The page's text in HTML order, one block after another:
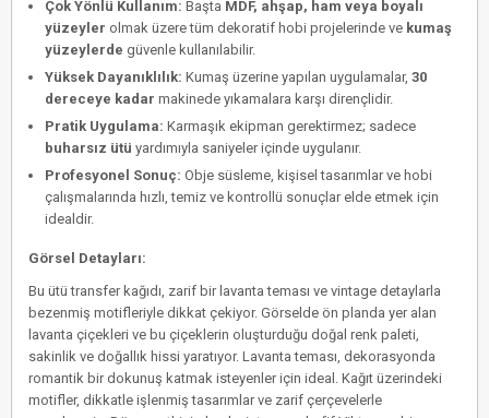
Çok Yönlü Kullanım: Başta MDF, ahşap, ham veya boyalı
yüzeyler olmak üzere tüm dekoratif hobi projelerinde ve kumaş
yüzeylerde güvenle kullanılabilir.
Yüksek Dayanıklılık: Kumaş üzerine yapılan uygulamalar, 30
dereceye kadar makinede yıkamalara karşı dirençlidir.
Pratik Uygulama: Karmaşık ekipman gerektirmez; sadece
buharsız ütü yardımıyla saniyeler içinde uygulanır.
Profesyonel Sonuç: Obje süsleme, kişisel tasarımlar ve hobi
çalışmalarında hızlı, temiz ve kontrollü sonuçlar elde etmek için
idealdir.
Görsel Detayları:
Bu ütü transfer kağıdı, zarif bir lavanta teması ve vintage detaylarla
bezenmiş motifleriyle dikkat çekiyor. Görselde ön planda yer alan
lavanta çiçekleri ve bu çiçeklerin oluşturduğu doğal renk paleti,
sakinlik ve doğallık hissi yaratıyor. Lavanta teması, dekorasyonda
romantik bir dokunuş katmak isteyenler için ideal. Kağıt üzerindeki
motifler, dikkatle işlenmiş tasarımlar ve zarif çerçevelerle